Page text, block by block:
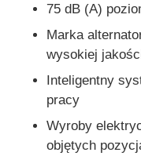
Produkty
Filmy
O nas
75 dB (A)
Marka
wysokiej
Inteligentny
pracy
Wyroby
objętych